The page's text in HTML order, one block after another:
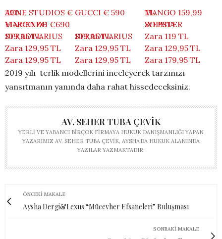
ACNE STUDIOS € 390 GUCCI € 590
MANGO 159,99 TL
MARCO DE VINCENZO €690
SOPHIA WEBSTER
STRADIVARIUS 109,95 TL
STRADIVARIUS 109,95 TL
Zara 119 TL
Zara 129,95 TL
Zara 129,95 TL
Zara 129,95 TL
Zara 129,95 TL
Zara 129,95 TL
Zara 179,95 TL
2019 yılı terlik modellerini inceleyerek tarzınızı
yansıtmanın yanında daha rahat hissedeceksiniz.
AV. SEHER TUBA ÇEVIK
YERLI VE YABANCI BIRÇOK FIRMAYA HUKUK DANIŞMANLIĞI YAPAN
YAZARIMIZ AV. SEHER TUBA ÇEVIK, AYSHA’DA HUKUK ALANINDA
YAZILAR YAZMAKTADIR.
ÖNCEKI MAKALE
Aysha Dergi&Lexus “Mücevher Efsaneleri” Buluşması
SONRAKI MAKALE